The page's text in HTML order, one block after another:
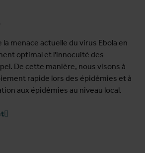
menace actuelle du virus Ebola en
optimal et l'innocuité des
De cette manière, nous visons à
rapide lors des épidémies et à
aux épidémies au niveau local.